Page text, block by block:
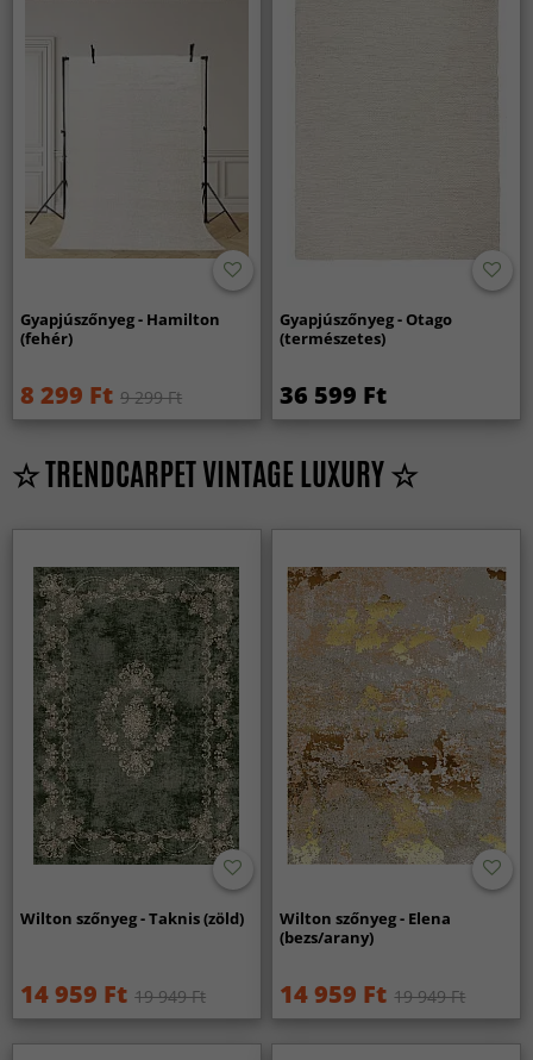
Gyapjúszőnyeg - Hamilton
(fehér)
8 299 Ft 9 299 Ft
Gyapjúszőnyeg - Otago
(természetes)
36 599 Ft
☆ TRENDCARPET VINTAGE LUXURY ☆
Wilton szőnyeg - Taknis (zöld)
14 959 Ft 19 949 Ft
Wilton szőnyeg - Elena
(bezs/arany)
14 959 Ft 19 949 Ft